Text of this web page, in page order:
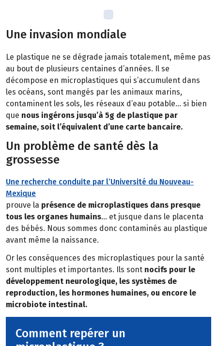
Une invasion mondiale
Le plastique ne se dégrade jamais totalement, même pas
au bout de plusieurs centaines d’années. Il se
décompose en microplastiques qui s’accumulent dans
les océans, sont mangés par les animaux marins,
contaminent les sols, les réseaux d’eau potable… si bien
que nous ingérons jusqu’à 5g de plastique par
semaine, soit l’équivalent d’une carte bancaire.
Un problème de santé dès la
grossesse
Une recherche conduite par l’Université du Nouveau-
Mexique
prouve la présence de microplastiques dans presque
tous les organes humains… et jusque dans le placenta
des bébés. Nous sommes donc contaminés au plastique
avant même la naissance.
Or les conséquences des microplastiques pour la santé
sont multiples et importantes. Ils sont nocifs pour le
développement neurologique, les systèmes de
reproduction, les hormones humaines, ou encore le
microbiote intestinal.
Comment repérer un